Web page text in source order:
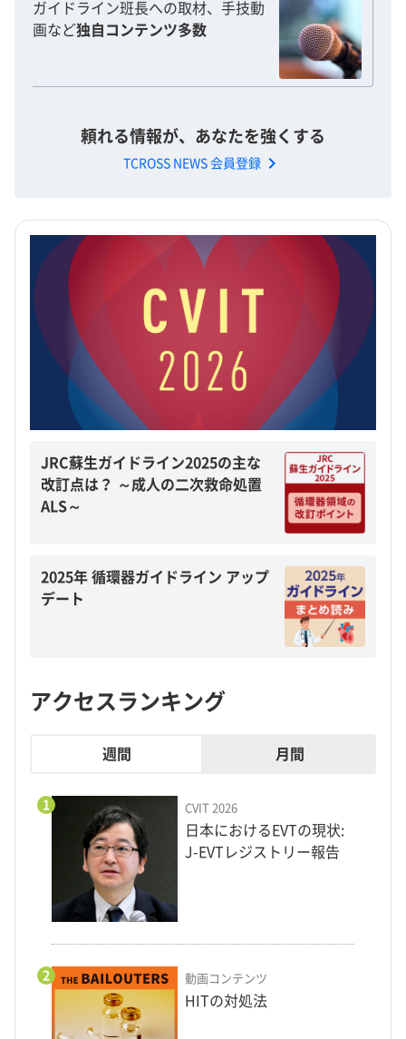
ガイドライン班長への取材、手技動
画など独自コンテンツ多数
頼れる情報が、あなたを強くする
TCROSS NEWS 会員登録 chevron_right
JRC蘇生ガイドライン2025の主な
改訂点は？ ～成人の二次救命処置
ALS～
2025年 循環器ガイドライン アップ
デート
アクセスランキング
週間 月間
1 CVIT 2026
日本におけるEVTの現状:
J-EVTレジストリー報告
2 動画コンテンツ
HITの対処法